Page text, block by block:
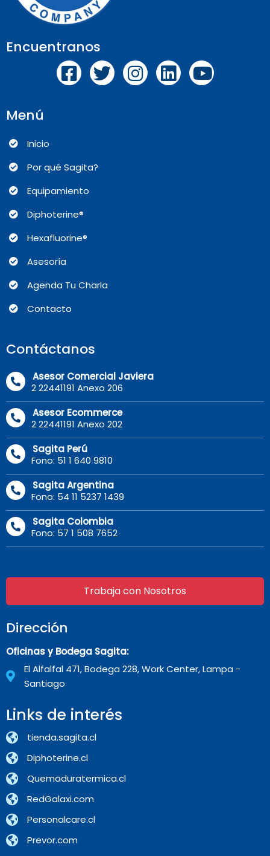
Encuentranos
Menú
Inicio
Por qué Sagita?
Equipamiento
Diphoterine®
Hexafluorine®
Asesoría
Agenda Tu Charla
Contacto
Contáctanos
Asesor Comercial Javiera
2 22441191 Anexo 206
Asesor Ecommerce
2 22441191 Anexo 202
Sagita Perú
Fono: 51 1 640 9810
Sagita Argentina
Fono: 54 11 5237 1439
Sagita Colombia
Fono: 57 1 508 7652
Trabaja con Nosotros
Dirección
Oficinas y Bodega Sagita:
El Alfalfal 471, Bodega 228, Work Center, Lampa -
Santiago
Links de interés
tienda.sagita.cl
Diphoterine.cl
Quemaduratermica.cl
RedGalaxi.com
Personalcare.cl
Prevor.com